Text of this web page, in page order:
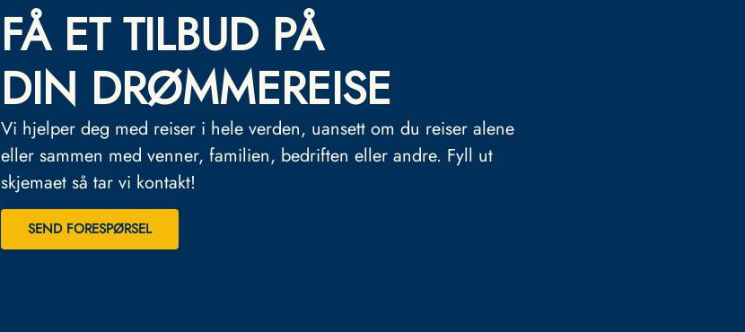
FÅ ET TILBUD PÅ
DIN DRØMMEREISE
Vi hjelper deg med reiser i hele verden, uansett om du reiser alene
eller sammen med venner, familien, bedriften eller andre. Fyll ut
skjemaet så tar vi kontakt!
SEND FORESPØRSEL